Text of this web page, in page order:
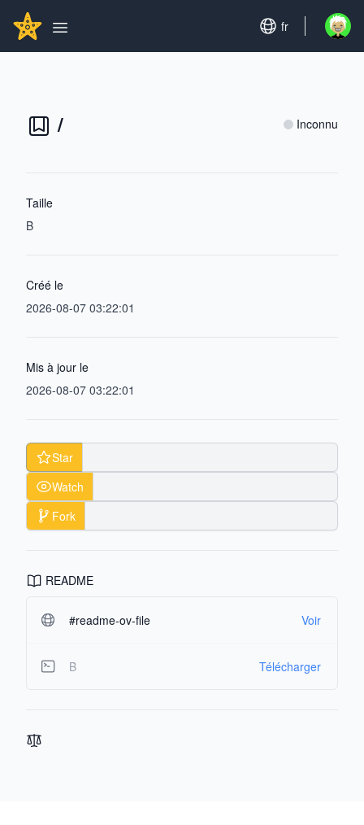
GITHUBSTAR
Open main menu
Set language
fr Open
/ Inconnu
Taille
B
Créé le
2026-08-07 03:22:01
Mis à jour le
2026-08-07 03:22:01
Star
Watch
Fork
README
#readme-ov-file Voir
B Télécharger